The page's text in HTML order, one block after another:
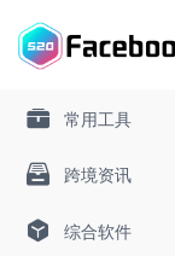
常用工具
跨境资讯
综合软件